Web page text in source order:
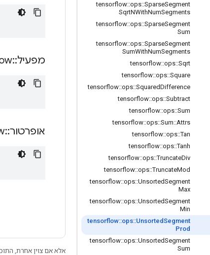
tensorflow::ops::SparseSegment
SqrtNWithNumSegments
tensorflow::ops::SparseSegment
Sum
tensorflow::ops::SparseSegment
SumWithNumSegments
tensorflow::ops::Sqrt
tensorflow::ops::Square
tensorflow::ops::SquaredDifference
tensorflow::ops::Subtract
tensorflow::ops::Sum
tensorflow::ops::Sum::Attrs
tensorflow::ops::Tan
tensorflow::ops::Tanh
tensorflow::ops::TruncateDiv
tensorflow::ops::TruncateMod
tensorflow::ops::UnsortedSegment
Max
tensorflow::ops::UnsortedSegment
Min
tensorflow::ops::UnsortedSegment
Prod
tensorflow::ops::UnsortedSegment
Sum
מפעיל::
אופרטור::
אלא אם צוין אחרת,